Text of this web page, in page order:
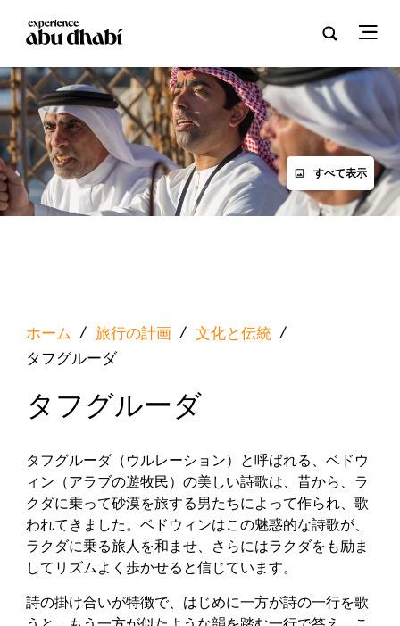
すべて表示
ホーム / 旅行の計画 / 文化と伝統 /
タフグルーダ
タフグルーダ
タフグルーダ（ウルレーション）と呼ばれる、ベドウ
ィン（アラブの遊牧民）の美しい詩歌は、昔から、ラ
クダに乗って砂漠を旅する男たちによって作られ、歌
われてきました。ベドウィンはこの魅惑的な詩歌が、
ラクダに乗る旅人を和ませ、さらにはラクダをも励ま
してリズムよく歩かせると信じています。
詩の掛け合いが特徴で、はじめに一方が詩の一行を歌